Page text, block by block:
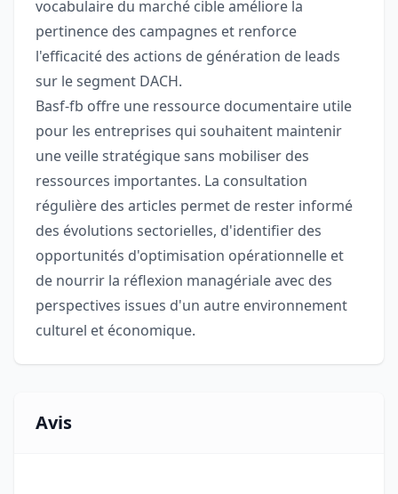
vocabulaire du marché cible améliore la
pertinence des campagnes et renforce
l'efficacité des actions de génération de leads
sur le segment DACH.
Basf-fb offre une ressource documentaire utile
pour les entreprises qui souhaitent maintenir
une veille stratégique sans mobiliser des
ressources importantes. La consultation
régulière des articles permet de rester informé
des évolutions sectorielles, d'identifier des
opportunités d'optimisation opérationnelle et
de nourrir la réflexion managériale avec des
perspectives issues d'un autre environnement
culturel et économique.
Avis